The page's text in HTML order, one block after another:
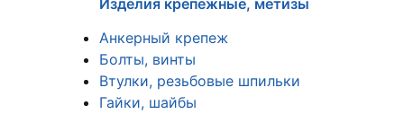
Изделия крепежные, метизы
Анкерный крепеж
Болты, винты
Втулки, резьбовые шпильки
Гайки, шайбы